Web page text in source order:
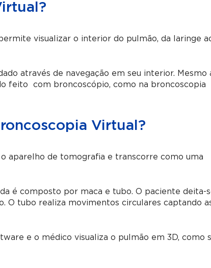
visualizar o interior do pulmão, da laringe
através de navegação em seu interior. Mesmo
feito com broncoscópio, como na broncoscopia
Virtual?
aparelho de tomografia e transcorre como uma
é composto por maca e tubo. O paciente deita-
O tubo realiza movimentos circulares captando
e o médico visualiza o pulmão em 3D, como